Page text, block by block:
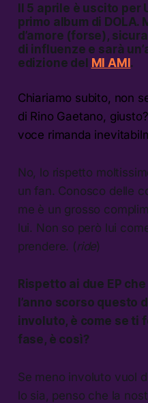
Il 5 aprile è uscito per
primo album di DOLA.
d’amore (forse),
di influenze e sarà
edizione del MI AMI.
Chiariamo subito, non
di Rino Gaetano,
voce rimanda
No, lo rispetto
un fan. Conosco delle
me è un grosso
lui. Non so però lui
prendere. (ride)
Rispetto ai due EP
l’anno scorso questo
involuto, è come se ti
fase, è così?
Se meno involuto vuol
lo sia, penso che la